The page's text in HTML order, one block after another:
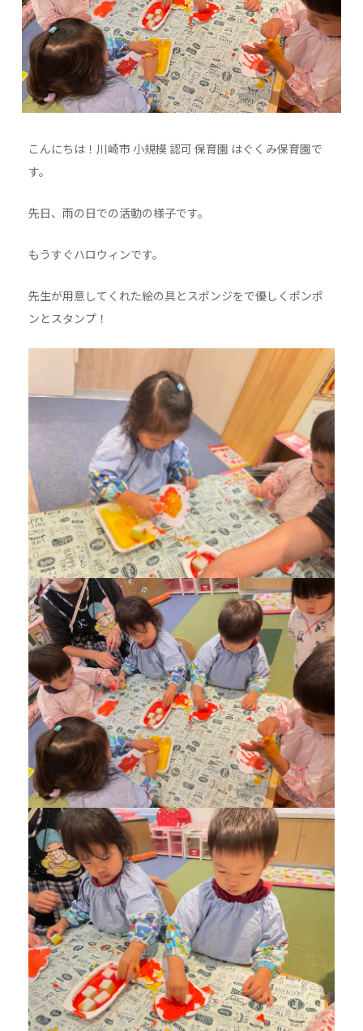
こんにちは！川崎市 小規模 認可 保育園 はぐくみ保育園で
す。
先日、雨の日での活動の様子です。
もうすぐハロウィンです。
先生が用意してくれた絵の具とスポンジをで優しくポンポ
ンとスタンプ！